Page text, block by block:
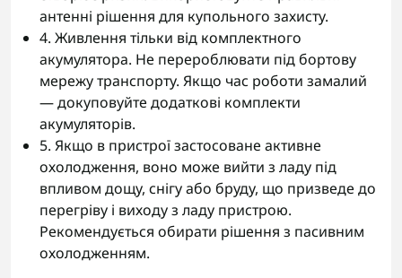
антенні рішення для купольного захисту.
4. Живлення тільки від комплектного
акумулятора. Не перероблювати під бортову
мережу транспорту. Якщо час роботи замалий
— докуповуйте додаткові комплекти
акумуляторів.
5. Якщо в пристрої застосоване активне
охолодження, воно може вийти з ладу під
впливом дощу, снігу або бруду, що призведе до
перегріву і виходу з ладу пристрою.
Рекомендується обирати рішення з пасивним
охолодженням.